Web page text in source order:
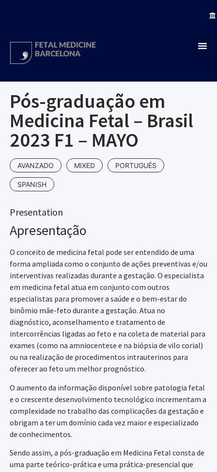
Pós-graduação em
Medicina Fetal – Brasil
2023 F1 – MAYO
AVANZADO MIXED PORTUGUÉS
SPANISH
Presentation
Apresentação
O conceito de medicina fetal pode ser entendido de uma
forma ampliada como o conjunto de ações preventivas e/ou
interventivas realizadas durante a gestação. O especialista
em medicina fetal atua em conjunto com outros
especialistas para promover a saúde e o bem-estar do
binômio mãe-feto durante a gestação. Atua no
diagnóstico, aconselhamento e tratamento de
intercorrências ligadas ao feto e na coleta de material para
exames (como na amniocentese e na biópsia de vilo corial)
ou na realização de procedimentos intrauterinos para
oferecer ao feto um melhor prognóstico.
O aumento da informação disponível sobre patologia fetal
e o crescente desenvolvimento tecnológico incrementam a
complexidade no trabalho das complicações da gestação e
obrigam a ter um domínio cada vez maior e especializado
de conhecimentos.
Sendo assim, a pós-graduação em Medicina Fetal consta de
uma parte teórico-prática e uma prática-presencial que